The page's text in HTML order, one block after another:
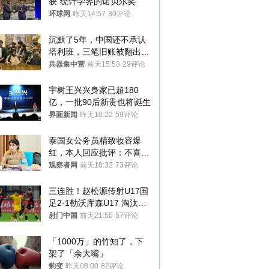
环球网 昨天14:57 30评论
沉默了5年，中国还不承认
塔利班，三笔旧账被翻出，
最大风险出现
兵器集中营 前天15:53 29评论
宇树王兴兴身家已超180
亿，一批90后新贵也将诞生
界面新闻 昨天10:22 59评论
泰国女公务员精致妆容爆
红，本人回应批评：不喜欢
就别看
观察者网 前天18:32 73评论
三连胜！赵松源传射U17国
足2-1勒沃库森U17 淘汰赛
将战河床
射门中国 前天21:50 57评论
「1000万」的竹知了，下
架了「余大嘴」
豹变 昨天08:00 82评论